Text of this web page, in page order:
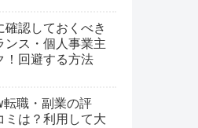
確認しておくべき
ンス・個人事業主
！回避する方法
職・副業の評
ミは？利用して大